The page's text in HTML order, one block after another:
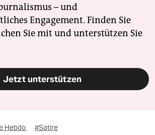
– und
Engagement. Finden Sie
Sie mit und unterstützen Sie
Jetzt unterstützen
Hebdo #Satire